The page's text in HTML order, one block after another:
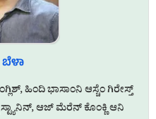
ಬೆಳಾ
ಹಿಂದಿ ಭಾಸಾಂನಿ ಆಸ್ಚೆಂ ಗಿರೇಸ್ತ್
ಆಜ್ ಮೆರೆನ್ ಕೊಂಕ್ಣಿ ಆನಿ